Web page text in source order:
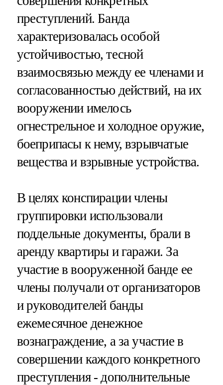
преступлений. Банда
характеризовалась особой
устойчивостью, тесной
взаимосвязью между ее членами и
согласованностью действий, на их
вооружении имелось
огнестрельное и холодное оружие,
боеприпасы к нему, взрывчатые
вещества и взрывные устройства.
В целях конспирации члены
группировки использовали
поддельные документы, брали в
аренду квартиры и гаражи. За
участие в вооруженной банде ее
члены получали от организаторов
и руководителей банды
ежемесячное денежное
вознаграждение, а за участие в
совершении каждого конкретного
преступления - дополнительные